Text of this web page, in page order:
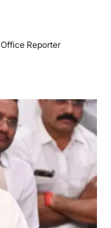
Office Reporter